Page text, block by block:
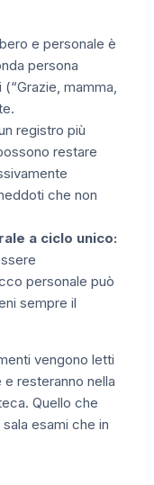
e personale è
persona
mamma,
registro più
restare
che non
a ciclo unico:
personale può
sempre il
vengono letti
resteranno nella
Quello che
esami che in